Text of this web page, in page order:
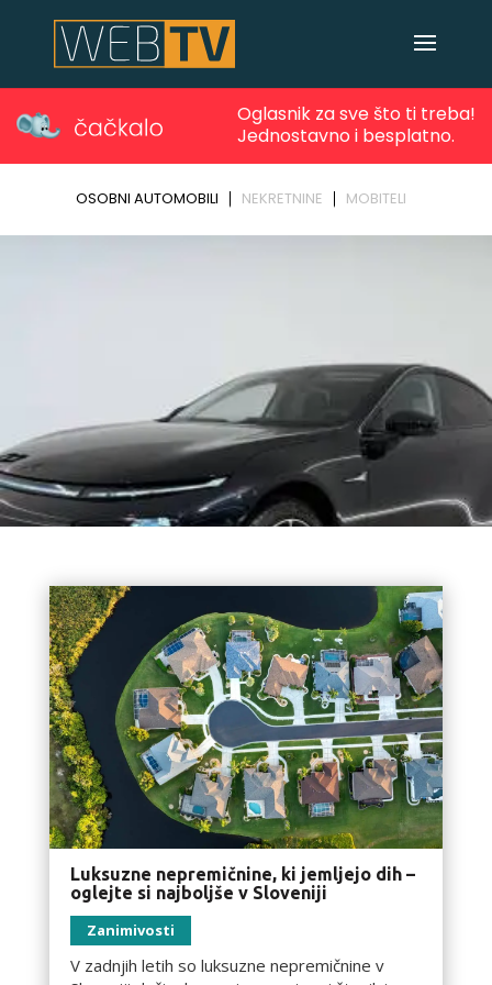
Luksuzne nepremičnine, ki jemljejo dih –
oglejte si najboljše v Sloveniji
Zanimivosti
V zadnjih letih so luksuzne nepremičnine v